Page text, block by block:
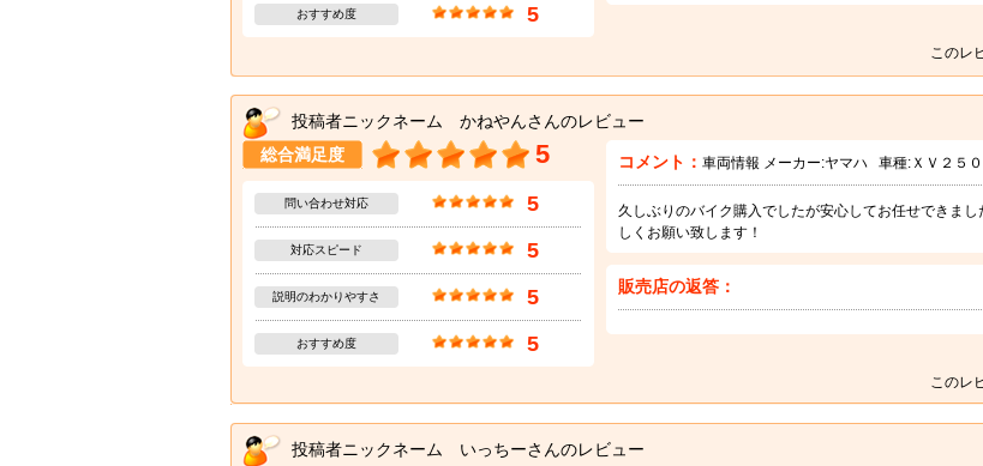
おすすめ度 5
このレ
投稿者ニックネーム かねやんさんのレビュー
総合満足度 5
問い合わせ対応 5
対応スピード 5
説明のわかりやすさ 5
おすすめ度 5
コメント： 車両情報 メーカー:ヤマハ 車種: ＸＶ２５
久しぶりのバイク購入でしたが安心してお任せできま
しくお願い致します！
販売店の返答：
このレ
投稿者ニックネーム いっちーさんのレビュー